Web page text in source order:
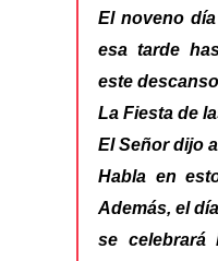
El noveno
esa tarde
este
La Fiesta de
El Señor dijo
Habla en
Además, el
se celebrará